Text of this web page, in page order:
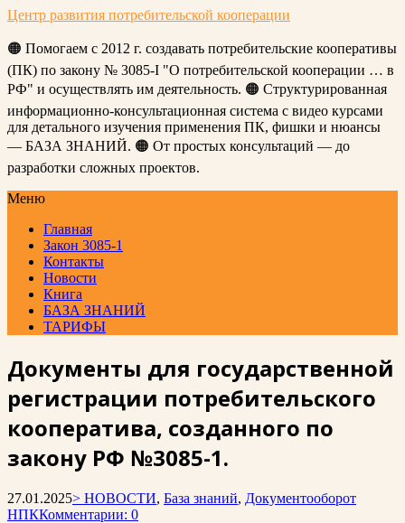
Центр развития потребительской кооперации
🟠 Помогаем с 2012 г. создавать потребительские кооперативы
(ПК) по закону № 3085-I "О потребительской кооперации … в
РФ" и осуществлять им деятельность. 🟠 Структурированная
информационно-консультационная система с видео курсами
для детального изучения применения ПК, фишки и нюансы
— БАЗА ЗНАНИЙ. 🟠 От простых консультаций — до
разработки сложных проектов.
Меню
Главная
Закон 3085-1
Контакты
Новости
Книга
БАЗА ЗНАНИЙ
ТАРИФЫ
Документы для государственной
регистрации потребительского
кооператива, созданного по
закону РФ №3085-1.
27.01.2025> НОВОСТИ, База знаний, Документооборот
НПККомментарии: 0